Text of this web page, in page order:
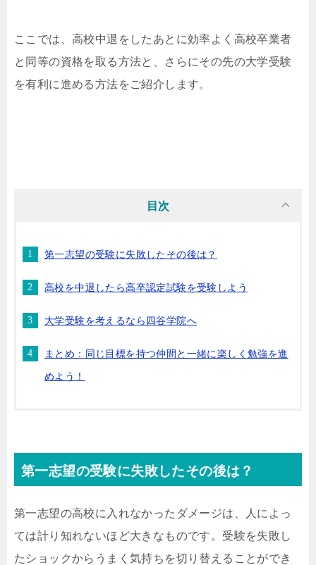
ここでは、高校中退をしたあとに効率よく高校卒業者
と同等の資格を取る方法と、さらにその先の大学受験
を有利に進める方法をご紹介します。
目次
第一志望の受験に失敗したその後は？
高校を中退したら高卒認定試験を受験しよう
大学受験を考えるなら四谷学院へ
まとめ：同じ目標を持つ仲間と一緒に楽しく勉強を進
めよう！
第一志望の受験に失敗したその後は？
第一志望の高校に入れなかったダメージは、人によっ
ては計り知れないほど大きなものです。受験を失敗し
たショックからうまく気持ちを切り替えることができ